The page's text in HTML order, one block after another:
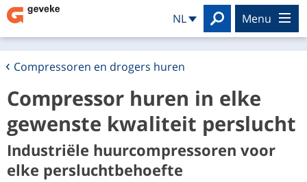
NL
Search
menu
Compressoren en drogers huren
Compressor huren in elke
gewenste kwaliteit perslucht
Industriële huurcompressoren voor
elke persluchtbehoefte